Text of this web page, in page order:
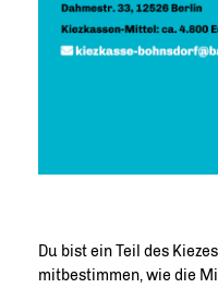
Du bist ein Teil des
mitbestimmen, wie die